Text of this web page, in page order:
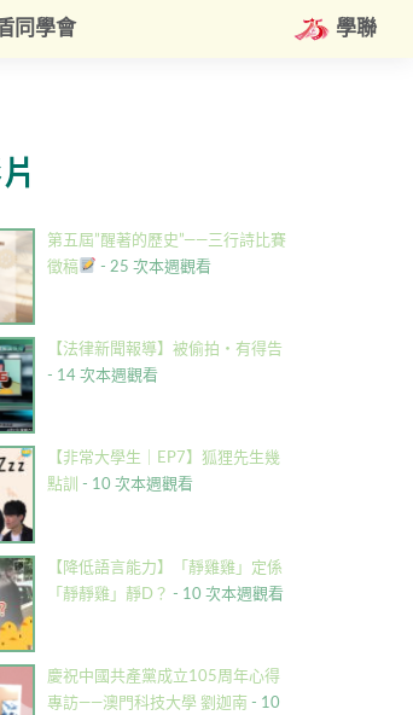
同學會 學聯
第五屆”醒著的歷史”——三行詩比賽
徵稿
- 25 次本週觀看
【法律新聞報導】被偷拍・有得告
- 14 次本週觀看
【非常大學生｜EP7】狐狸先生幾
點訓 - 10 次本週觀看
【降低語言能力】「靜雞雞」定係
「靜靜雞」靜D？ - 10 次本週觀看
慶祝中國共產黨成立105周年心得
專訪——澳門科技大學 劉迦南 - 10